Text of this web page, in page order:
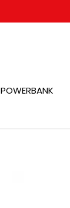
POWERBANK